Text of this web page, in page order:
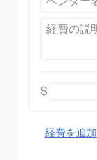
$
経費を追加